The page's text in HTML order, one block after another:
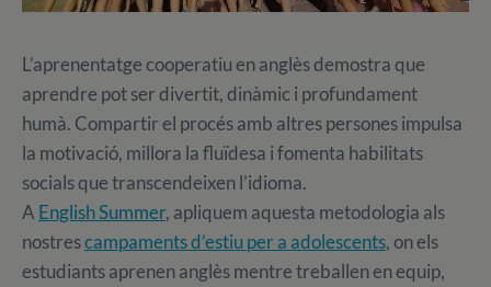
L’aprenentatge cooperatiu en anglès demostra que
aprendre pot ser divertit, dinàmic i profundament
humà. Compartir el procés amb altres persones impulsa
la motivació, millora la fluïdesa i fomenta habilitats
socials que transcendeixen l’idioma.
A English Summer, apliquem aquesta metodologia als
nostrescampaments d’estiu per a adolescents, on els
estudiants aprenen anglès mentre treballen en equip,